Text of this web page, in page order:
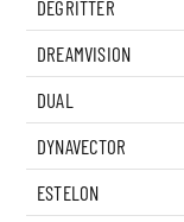
DEGRITTER
DREAMVISION
DUAL
DYNAVECTOR
ESTELON